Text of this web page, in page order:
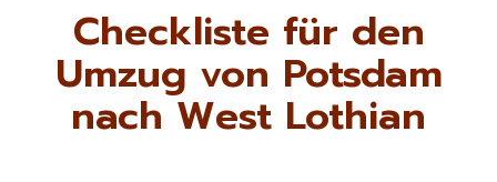
Checkliste für den
Umzug von Potsdam
nach West Lothian